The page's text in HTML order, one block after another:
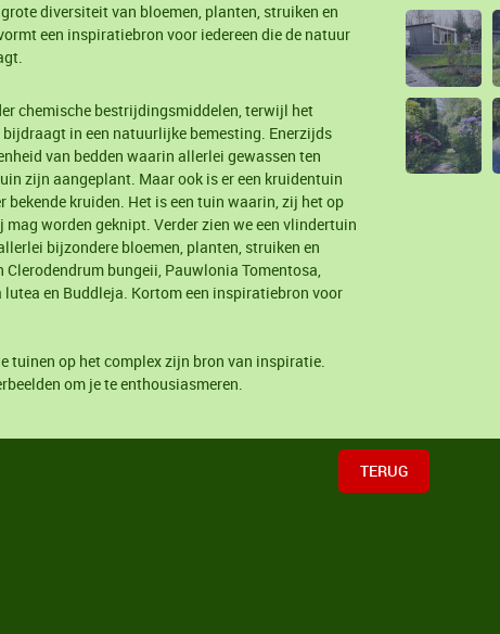
diversiteit van bloemen, planten, struiken en
een inspiratiebron voor iedereen die de natuur
chemische bestrijdingsmiddelen, terwijl het
in een natuurlijke bemesting. Enerzijds
van bedden waarin allerlei gewassen ten
zijn aangeplant. Maar ook is er een kruidentuin
bekende kruiden. Het is een tuin waarin, zij het op
mag worden geknipt. Verder zien we een vlindertuin
bijzondere bloemen, planten, struiken en
Clerodendrum bungeii, Pauwlonia Tomentosa,
en Buddleja. Kortom een inspiratiebron voor
tuinen op het complex zijn bron van inspiratie.
om je te enthousiasmeren.
TERUG